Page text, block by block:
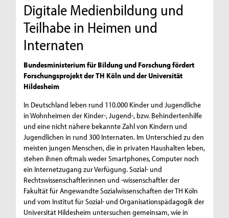
Digitale Medienbildung und
Teilhabe in Heimen und
Internaten
Bundesministerium für Bildung und Forschung fördert
Forschungsprojekt der TH Köln und der Universität
Hildesheim
In Deutschland leben rund 110.000 Kinder und Jugendliche
in Wohnheimen der Kinder-, Jugend-, bzw. Behindertenhilfe
und eine nicht nähere bekannte Zahl von Kindern und
Jugendlichen in rund 300 Internaten. Im Unterschied zu den
meisten jungen Menschen, die in privaten Haushalten leben,
stehen ihnen oftmals weder Smartphones, Computer noch
ein Internetzugang zur Verfügung. Sozial- und
Rechtswissenschaftlerinnen und -wissenschaftler der
Fakultät für Angewandte Sozialwissenschaften der TH Köln
und vom Institut für Sozial- und Organisationspädagogik der
Universität Hildesheim untersuchen gemeinsam, wie in